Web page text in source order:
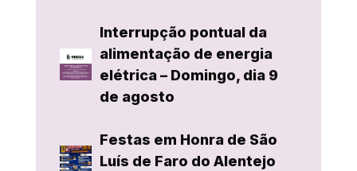
Interrupção pontual da
alimentação de energia
elétrica – Domingo, dia 9
de agosto
Festas em Honra de São
Luís de Faro do Alentejo